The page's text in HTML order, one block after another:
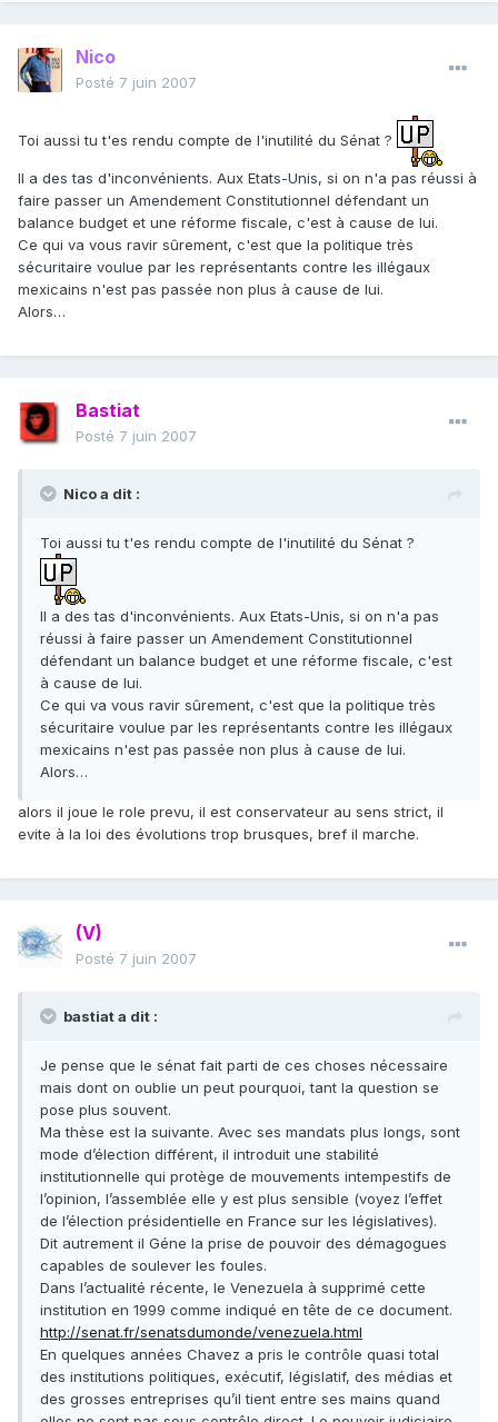
Nico
Posté 7 juin 2007
Toi aussi tu t'es rendu compte de l'inutilité du Sénat ?
Il a des tas d'inconvénients. Aux Etats-Unis, si on n'a pas réussi à
faire passer un Amendement Constitutionnel défendant un
balance budget et une réforme fiscale, c'est à cause de lui.
Ce qui va vous ravir sûrement, c'est que la politique très
sécuritaire voulue par les représentants contre les illégaux
mexicains n'est pas passée non plus à cause de lui.
Alors…
Bastiat
Posté 7 juin 2007
Nico a dit :
Toi aussi tu t'es rendu compte de l'inutilité du Sénat ?
Il a des tas d'inconvénients. Aux Etats-Unis, si on n'a pas
réussi à faire passer un Amendement Constitutionnel
défendant un balance budget et une réforme fiscale, c'est
à cause de lui.
Ce qui va vous ravir sûrement, c'est que la politique très
sécuritaire voulue par les représentants contre les illégaux
mexicains n'est pas passée non plus à cause de lui.
Alors…
alors il joue le role prevu, il est conservateur au sens strict, il
evite à la loi des évolutions trop brusques, bref il marche.
(V)
Posté 7 juin 2007
bastiat a dit :
Je pense que le sénat fait parti de ces choses nécessaire
mais dont on oublie un peut pourquoi, tant la question se
pose plus souvent.
Ma thèse est la suivante. Avec ses mandats plus longs, sont
mode d’élection différent, il introduit une stabilité
institutionnelle qui protège de mouvements intempestifs de
l’opinion, l’assemblée elle y est plus sensible (voyez l’effet
de l’élection présidentielle en France sur les législatives).
Dit autrement il Géne la prise de pouvoir des démagogues
capables de soulever les foules.
Dans l’actualité récente, le Venezuela à supprimé cette
institution en 1999 comme indiqué en tête de ce document.
http://senat.fr/senatsdumonde/venezuela.html
En quelques années Chavez a pris le contrôle quasi total
des institutions politiques, exécutif, législatif, des médias et
des grosses entreprises qu’il tient entre ses mains quand